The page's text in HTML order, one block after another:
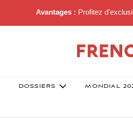
Avantages : Profitez
DOSSIERS MONDIAL